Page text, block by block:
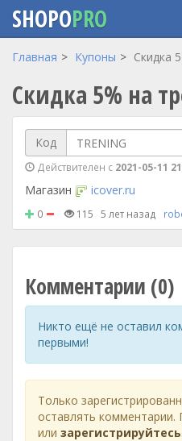
Перейти
основному
содержанию
SHOPOPRO
Главная Купоны Скидка
Скидка 5% на
Код
Действителен с 2021-05-11
Магазин icover.ru
0 115 5 лет назад
Комментарии (0)
Никто ещё не оставил
первыми!
Только
оставлять комментарии.
или зарегистрируйтесь